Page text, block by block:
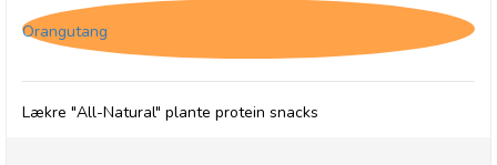
Orangutang
Lækre "All-Natural" plante protein snacks